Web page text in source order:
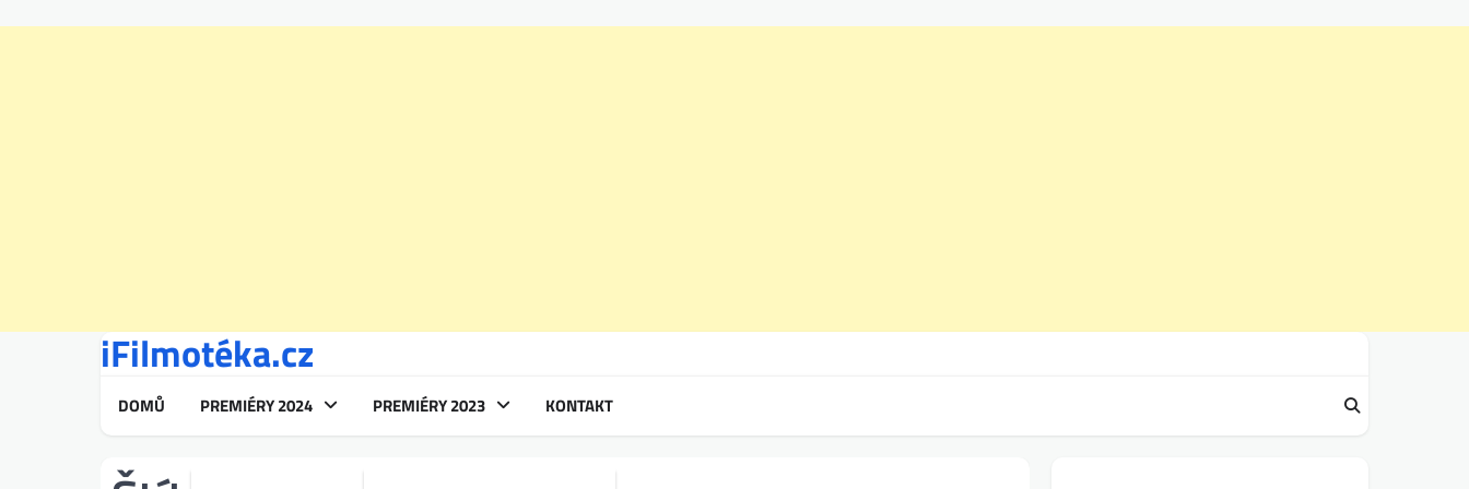
iFilmotéka.cz
DOMŮ PREMIÉRY 2024 PREMIÉRY 2023 KONTAKT